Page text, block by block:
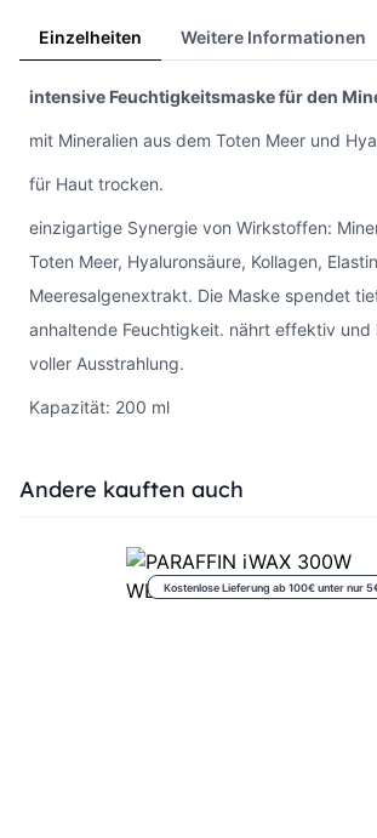
Einzelheiten Weitere Informationen
intensive Feuchtigkeitsmaske für den
mit Mineralien aus dem Toten Meer und
für Haut trocken.
einzigartige Synergie von Wirkstoffen:
Toten Meer, Hyaluronsäure, Kollagen,
Meeresalgenextrakt. Die Maske spendet
anhaltende Feuchtigkeit. nährt effektiv und
voller Ausstrahlung.
Kapazität: 200 ml
Press to skip carousel
Andere kauften auch
Kostenlose Lieferung ab 100€ unter nur